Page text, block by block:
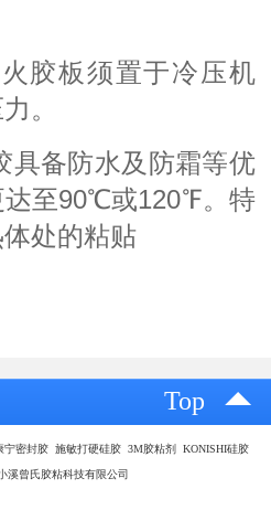
胶板须置于冷压机
。
备防水及防霜等优
达至90℃或120℉。特
处的粘贴
Top
密封胶 施敏打硬硅胶 3M胶粘剂 KONISHI硅胶
溪曾氏胶粘科技有限公司